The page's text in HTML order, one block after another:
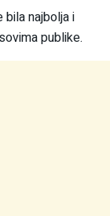
najbolja i
publike.